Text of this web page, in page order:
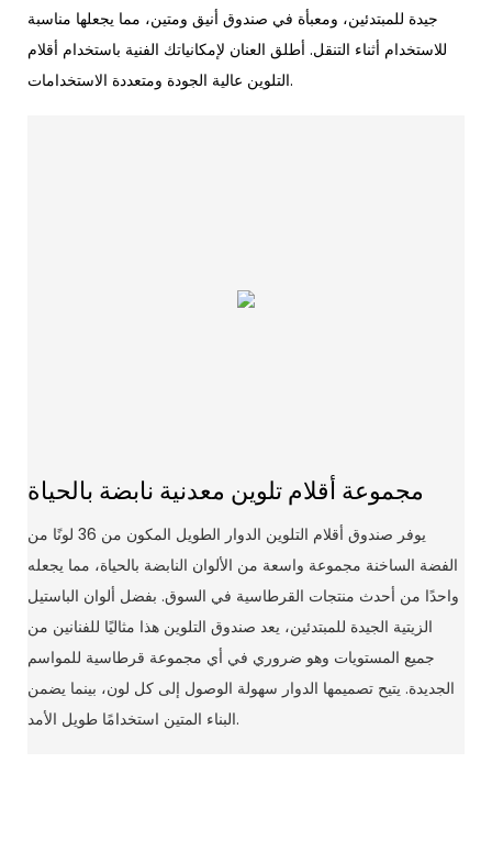
جيدة للمبتدئين، ومعبأة في صندوق أنيق ومتين، مما يجعلها مناسبة
للاستخدام أثناء التنقل. أطلق العنان لإمكانياتك الفنية باستخدام أقلام
التلوين عالية الجودة ومتعددة الاستخدامات.
مجموعة أقلام تلوين معدنية نابضة بالحياة
يوفر صندوق أقلام التلوين الدوار الطويل المكون من 36 لونًا من
الفضة الساخنة مجموعة واسعة من الألوان النابضة بالحياة، مما يجعله
واحدًا من أحدث منتجات القرطاسية في السوق. بفضل ألوان الباستيل
الزيتية الجيدة للمبتدئين، يعد صندوق التلوين هذا مثاليًا للفنانين من
جميع المستويات وهو ضروري في أي مجموعة قرطاسية للمواسم
الجديدة. يتيح تصميمها الدوار سهولة الوصول إلى كل لون، بينما يضمن
البناء المتين استخدامًا طويل الأمد.